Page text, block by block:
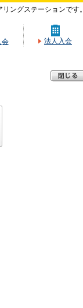
ングステーションです。
会 法人入会